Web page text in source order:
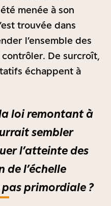
menée à son
trouvée dans
l’ensemble des
De surcroît,
échappent à
loi remontant à
sembler
l’atteinte des
de l’échelle
primordiale ?